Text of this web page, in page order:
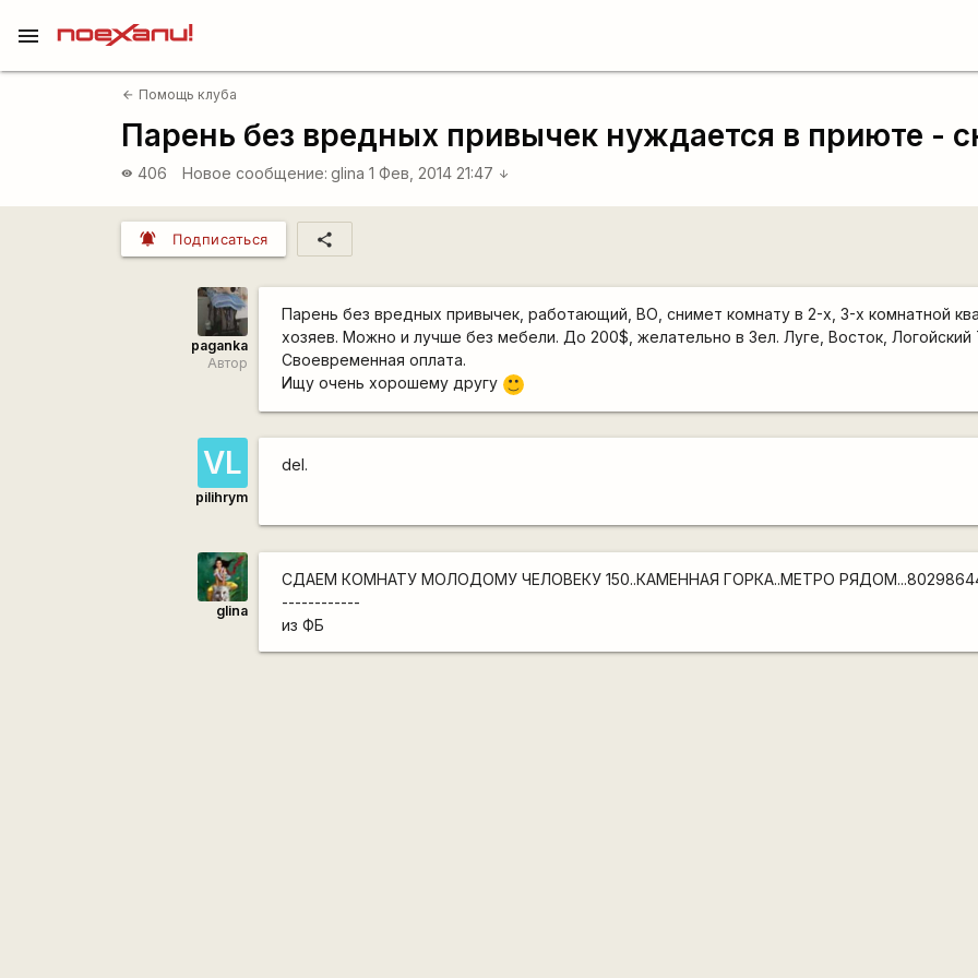
menu
arrow_back Помощь клуба
Парень без вредных привычек нуждается в приюте -
visibility 406 Новое сообщение: glina 1 Фев, 2014 21:47 arrow_downward
notifications_active Подписаться share
paganka
Автор
Парень без вредных привычек, работающий, ВО, снимет комнату в 2-х, 3-х комнатной
хозяев. Можно и лучше без мебели. До 200$, желательно в Зел. Луге, Восток, Логойский
Своевременная оплата.
Ищу очень хорошему другу :)
VL
pilihrym
del.
glina
СДАЕМ КОМНАТУ МОЛОДОМУ ЧЕЛОВЕКУ 150..КАМЕННАЯ ГОРКА..МЕТРО
------------
из ФБ